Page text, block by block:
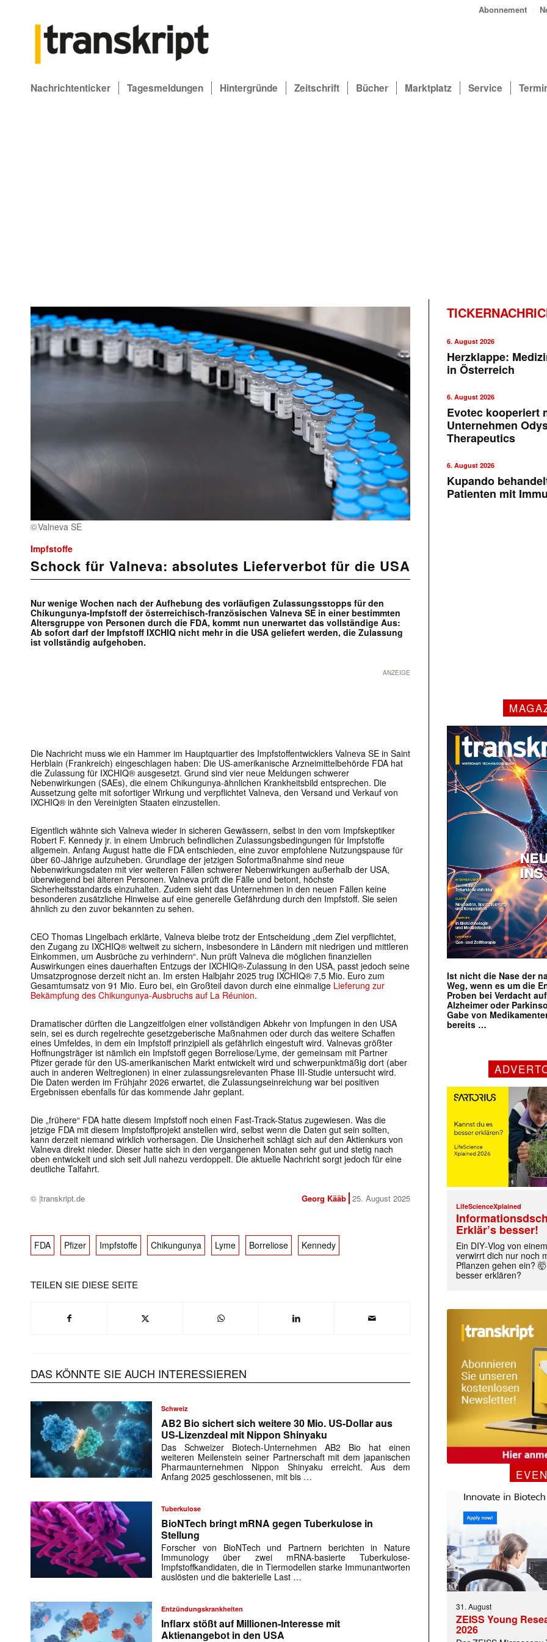
Abonnement
Nachrichtenticker Tagesmeldungen Hintergründe Zeitschrift Bücher Marktplatz Service
Valneva SE
Impfstoffe
Schock für Valneva: absolutes Lieferverbot für die USA
Nur wenige Wochen nach der Aufhebung des vorläufigen Zulassungsstopps für den
Chikungunya-Impfstoff der österreichisch-französischen Valneva SE in einer bestimmten
Altersgruppe von Personen durch die FDA, kommt nun unerwartet das vollständige Aus:
Ab sofort darf der Impfstoff IXCHIQ nicht mehr in die USA geliefert werden, die Zulassung
ist vollständig aufgehoben.
ANZEIGE
Die Nachricht muss wie ein Hammer im Hauptquartier des Impfstoffentwicklers Valneva SE in Saint
Herblain (Frankreich) eingeschlagen haben: Die US-amerikanische Arzneimittelbehörde FDA hat
die Zulassung für IXCHIQ® ausgesetzt. Grund sind vier neue Meldungen schwerer
Nebenwirkungen (SAEs), die einem Chikungunya-ähnlichen Krankheitsbild entsprechen. Die
Aussetzung gelte mit sofortiger Wirkung und verpflichtet Valneva, den Versand und Verkauf von
IXCHIQ® in den Vereinigten Staaten einzustellen.
Eigentlich wähnte sich Valneva wieder in sicheren Gewässern, selbst in den vom Impfskeptiker
Robert F. Kennedy jr. in einem Umbruch befindlichen Zulassungsbedingungen für Impfstoffe
allgemein. Anfang August hatte die FDA entschieden, eine zuvor empfohlene Nutzungs­pause für
über 60-Jährige aufzuheben. Grundlage der jetzigen Sofortmaßnahme sind neue
Nebenwirkungsdaten mit vier weiteren Fällen schwerer Nebenwirkungen außerhalb der USA,
überwiegend bei älteren Personen. Valneva prüft die Fälle und betont, höchste
Sicherheitsstandards einzuhalten. Zudem sieht das Unternehmen in den neuen Fällen keine
besonderen zusätzliche Hinweise auf eine generelle Gefährdung durch den Impfstoff. Sie seien
ähnlich zu den zuvor bekannten zu sehen.
CEO Thomas Lingelbach erklärte, Valneva bleibe trotz der Entscheidung „dem Ziel verpflichtet,
den Zugang zu IXCHIQ® weltweit zu sichern, insbesondere in Ländern mit niedrigen und mittleren
Einkommen, um Ausbrüche zu verhindern“. Nun prüft Valneva die möglichen finanziellen
Auswirkungen eines dauerhaften Entzugs der IXCHIQ®-Zulassung in den USA, passt jedoch seine
Umsatzprognose derzeit nicht an. Im ersten Halbjahr 2025 trug IXCHIQ® 7,5 Mio. Euro zum
Gesamtumsatz von 91 Mio. Euro bei, ein Großteil davon durch eine einmalige Lieferung zur
Bekämpfung des Chikungunya-Ausbruchs auf La Réunion.
Dramatischer dürften die Langzeitfolgen einer vollständigen Abkehr von Impfungen in den USA
sein, sei es durch regelrechte gesetzgeberische Maßnahmen oder durch das weitere Schaffen
eines Umfeldes, in dem ein Impfstoff prinzipiell als gefährlich eingestuft wird. Valnevas größter
Hoffnungsträger ist nämlich ein Impfstoff gegen Borreliose/Lyme, der gemeinsam mit Partner
Pfizer gerade für den US-amerikanischen Markt entwickelt wird und schwerpunktmäßig dort (aber
auch in anderen Weltregionen) in einer zulassungsrelevanten Phase III-Studie untersucht wird.
Die Daten werden im Frühjahr 2026 erwartet, die Zulassungseinreichung war bei positiven
Ergebnissen ebenfalls für das kommende Jahr geplant.
Die „frühere“ FDA hatte diesem Impfstoff noch einen Fast-Track-Status zugewiesen. Was die
jetzige FDA mit diesem Impfstoffprojekt anstellen wird, selbst wenn die Daten gut sein sollten,
kann derzeit niemand wirklich vorhersagen. Die Unsicherheit schlägt sich auf den Aktienkurs von
Valneva direkt nieder. Dieser hatte sich in den vergangenen Monaten sehr gut und stetig nach
oben entwickelt und sich seit Juli nahezu verdoppelt. Die aktuelle Nachricht sorgt jedoch für eine
deutliche Talfahrt.
© |transkript.de Georg Kääb 25. August 2025
FDA Pfizer Impfstoffe Chikungunya Lyme Borreliose Kennedy
TEILEN SIE DIESE SEITE
DAS KÖNNTE SIE AUCH INTERESSIEREN
Schweiz
AB2 Bio sichert sich weitere 30 Mio. US-Dollar aus
US-Lizenzdeal mit Nippon Shinyaku
Das Schweizer Biotech-Unternehmen AB2 Bio hat einen
weiteren Meilenstein seiner Partnerschaft mit dem japanischen
Pharmaunternehmen Nippon Shinyaku erreicht. Aus dem
Anfang 2025 geschlossenen, mit bis …
Tuberkulose
BioNTech bringt mRNA gegen Tuberkulose in
Stellung
Forscher von BioNTech und Partnern berichten in Nature
Immunology über zwei mRNA-basierte Tuberkulose-
Impfstoffkandidaten, die in Tiermodellen starke Immunantworten
auslösten und die bakterielle Last …
Entzündungskrankheiten
Inflarx stößt auf Millionen-Interesse mit
Aktienangebot in den USA
6. August 2026
Herzklappe:
in Österreich
6. August 2026
Evotec kooperiert
Unternehmen
Therapeutics
6. August 2026
Kupando
Patienten mit
Ist nicht die Nase der
Weg, wenn es um die
Proben bei Verdacht
Alzheimer oder
Gabe von
bereits …
LifeScienceXplained
Erklär’s besser!
Ein DIY‑Vlog von
verwirrt dich nur noch
Pflanzen gehen ein?
besser erklären?
31. August
ZEISS Young
2026